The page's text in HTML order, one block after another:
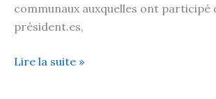
communaux auxquelles ont participé
président.es,
Qui
Lire la suite »